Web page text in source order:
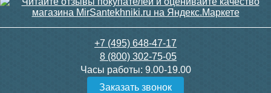
+7 (495) 648-47-17
8 (800) 302-75-05
Часы работы: 9.00-19.00
Заказать звонок